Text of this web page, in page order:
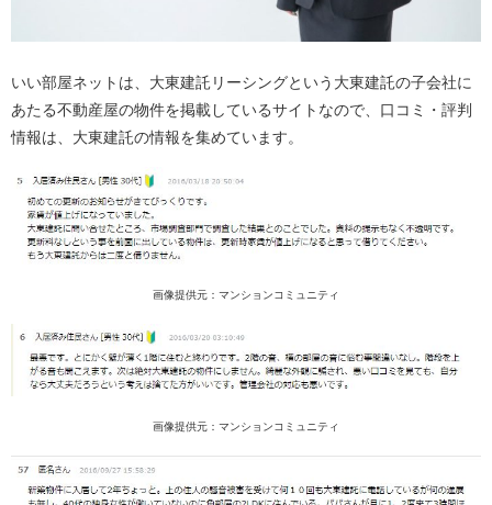
いい部屋ネットは、大東建託リーシングという大東建託の子会社に
あたる不動産屋の物件を掲載しているサイトなので、口コミ・評判
情報は、大東建託の情報を集めています。
画像提供元：マンションコミュニティ
画像提供元：マンションコミュニティ